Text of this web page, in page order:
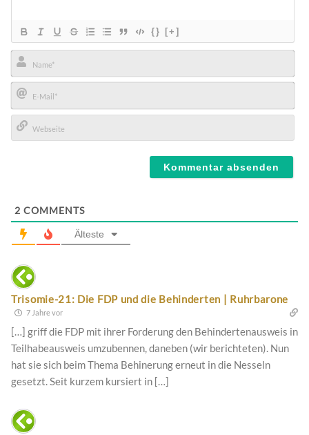
{} [+]
Name*
E-
Mail*
2 COMMENTS
Älteste
Trisomie-21: Die FDP und die Behinderten | Ruhrbarone
7 Jahre vor
[…] griff die FDP mit ihrer Forderung den Behindertenausweis in
Teilhabeausweis umzubennen, daneben (wir berichteten). Nun
hat sie sich beim Thema Behinerung erneut in die Nesseln
gesetzt. Seit kurzem kursiert in […]